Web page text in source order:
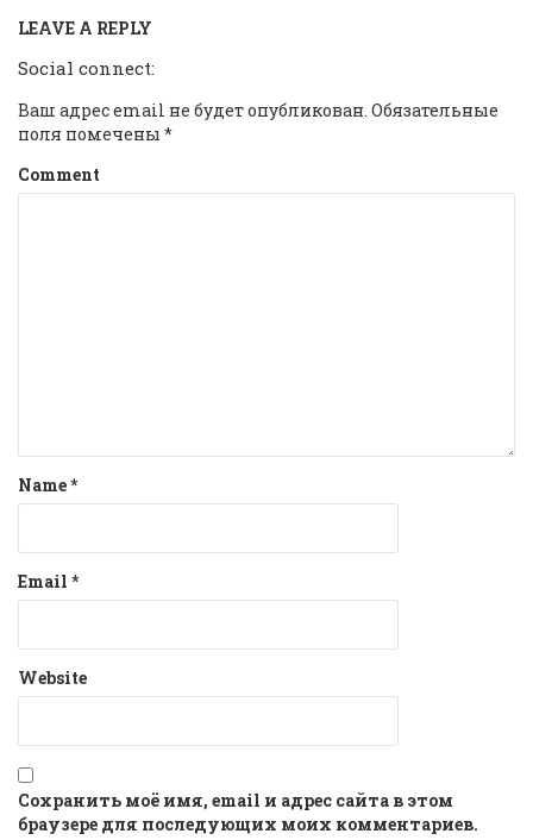
LEAVE A REPLY
Social connect:
Ваш адрес email не будет опубликован. Обязательные
поля помечены *
Comment
Name*
Email *
Website
Сохранить моё имя, email и адрес сайта в этом
браузере для последующих моих комментариев.